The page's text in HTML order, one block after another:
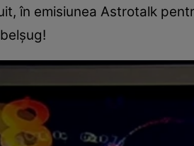
în emisiunea Astrotalk